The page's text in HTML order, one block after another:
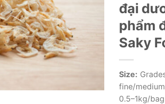
đại
phẩm
Saky
Size:
fine/
0.5–1kg/bag